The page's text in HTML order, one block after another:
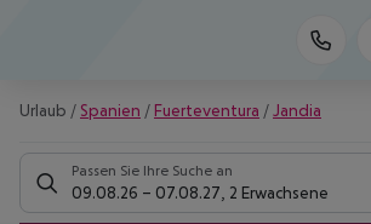
Urlaub / Spanien / Fuerteventura /Jandia
Passen Sie Ihre Suche an
09.08.26 – 07.08.27 2 Erwachsene